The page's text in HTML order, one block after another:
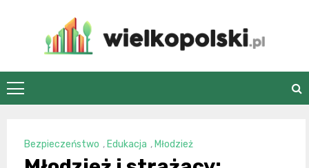
wielkopolski.pl
Bezpieczeństwo , Edukacja , Młodzież